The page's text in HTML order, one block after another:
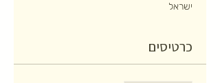
ישראל
כרטיסים